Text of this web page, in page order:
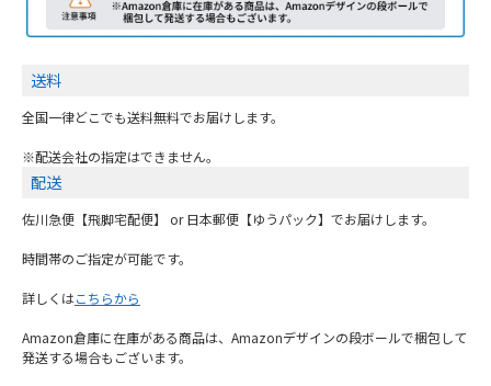
送料
全国一律どこでも送料無料でお届けします。
※配送会社の指定はできません。
配送
佐川急便【飛脚宅配便】 or 日本郵便【ゆうパック】でお届けします。
時間帯のご指定が可能です。
詳しくはこちらから
Amazon倉庫に在庫がある商品は、Amazonデザインの段ボールで梱包して
発送する場合もございます。